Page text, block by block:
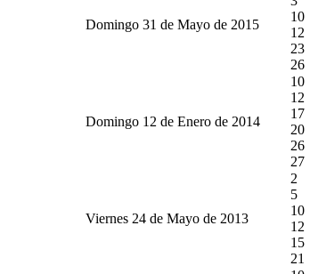
Domingo 31 de Mayo de 2015
10
12
23
26
Domingo 12 de Enero de 2014
10
12
17
20
26
27
Viernes 24 de Mayo de 2013
2
5
10
12
15
21